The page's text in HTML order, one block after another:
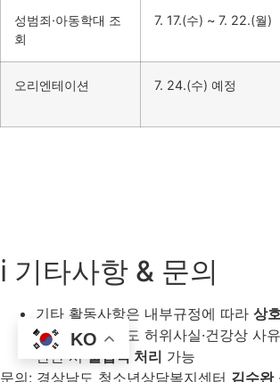
성범죄·아동학대 조
회
7. 17.(수) ~ 7. 22.(월)
오리엔테이션 7. 24.(수) 예정
ℹ️ 기타사항 & 문의
기타 활동사항은 내부규정에 따라 상
최종합격 후라도 허위사실·건강상 사
판단 시불합격 처리 가능
문의: 경상남도 청소년상담복지센터 김수완·
KO